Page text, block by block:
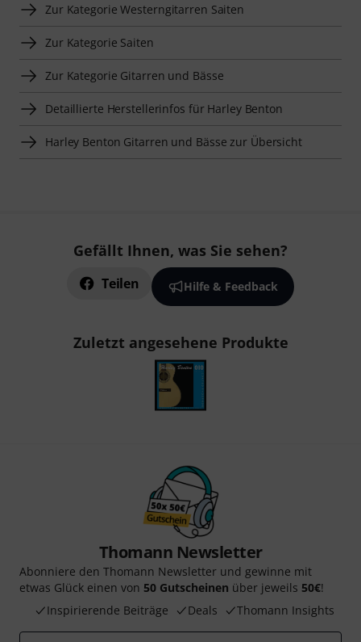
Zur Kategorie Westerngitarren Saiten
Zur Kategorie Saiten
Zur Kategorie Gitarren und Bässe
Detaillierte Herstellerinfos für Harley Benton
Harley Benton Gitarren und Bässe zur Übersicht
Gefällt Ihnen, was Sie sehen?
Teilen Hilfe & Feedback
Zuletzt angesehene Produkte
Thomann Newsletter
Abonniere den Thomann Newsletter und gewinne mit
etwas Glück einen von 50 Gutscheinen über jeweils 50€!
Inspirierende Beiträge
Deals Thomann Insights